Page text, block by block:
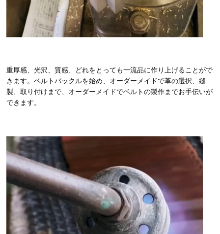
重厚感、光沢、質感、どれをとっても一流品に作り上げることがで
きます。ベルトバックルを始め、オーダーメイドで革の選択、縫
製、取り付けまで、オーダーメイドでベルトの製作までお手伝いが
できます。